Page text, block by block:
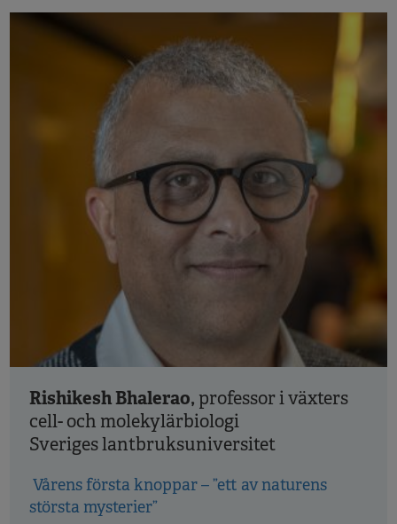
Rishikesh Bhalerao, professor i växters
cell- och molekylärbiologi
Sveriges lantbruksuniversitet
Vårens första knoppar – ”ett av naturens
största mysterier”